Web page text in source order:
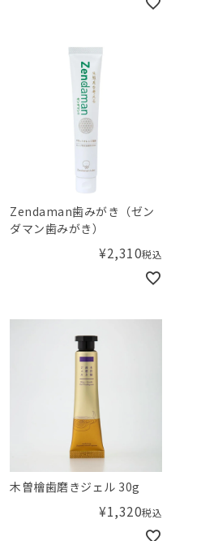
Zendaman歯みがき（ゼン
ダマン歯みがき）
¥2,310税込
木曽檜歯磨きジェル 30g
¥1,320税込